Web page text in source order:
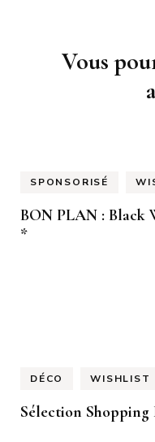
Navigation
Vous
SPONSORISÉ
BON PLAN : Black
*
DÉCO WISHLIST
Sélection Shopping